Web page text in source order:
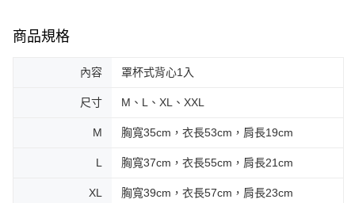
商品規格
內容 罩杯式背心1入
尺寸 M、L、XL、XXL
M 胸寬35cm，衣長53cm，肩長19cm
L 胸寬37cm，衣長55cm，肩長21cm
XL 胸寬39cm，衣長57cm，肩長23cm